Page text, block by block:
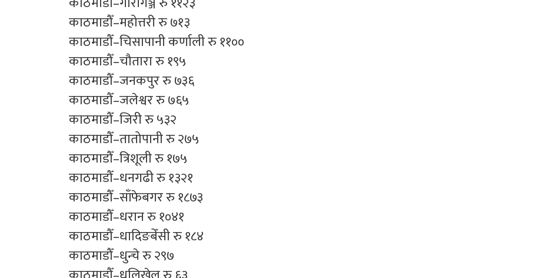
काठमाडौँ–महोत्तरी रु ७१३
काठमाडौँ–चिसापानी कर्णाली रु ११००
काठमाडौँ–चौतारा रु १९५
काठमाडौँ–जनकपुर रु ७३६
काठमाडौँ–जलेश्वर रु ७६५
काठमाडौँ–जिरी रु ५३२
काठमाडौँ–तातोपानी रु २७५
काठमाडौँ–त्रिशूली रु १७५
काठमाडौँ–धनगढी रु १३२१
काठमाडौँ–साँफेबगर रु १८७३
काठमाडौँ–धरान रु १०४१
काठमाडौँ–धादिङबेँसी रु १८४
काठमाडौँ–धुन्चे रु २९७